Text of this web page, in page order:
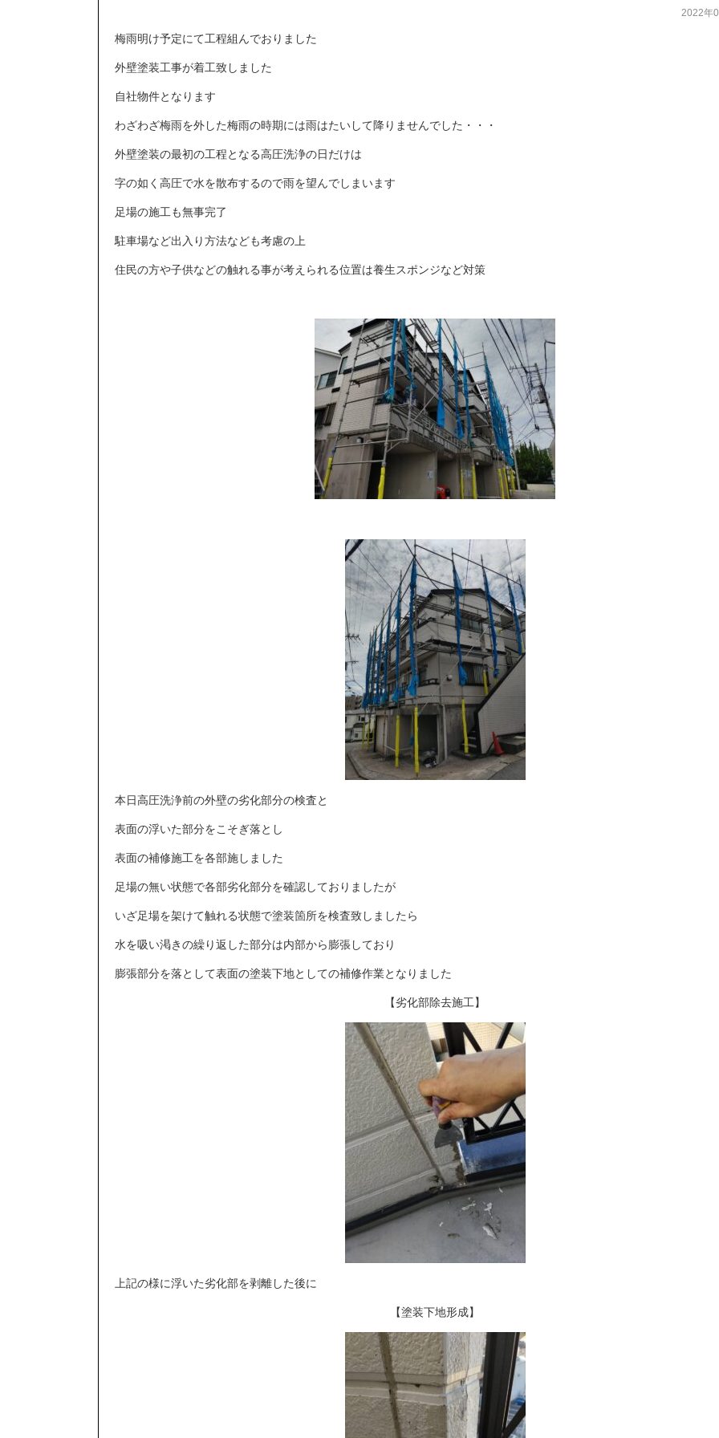
2022年
梅雨明け予定にて工程組んでおりました
外壁塗装工事が着工致しました
自社物件となります
わざわざ梅雨を外した梅雨の時期には雨はたいして降りませんでした・・・
外壁塗装の最初の工程となる高圧洗浄の日だけは
字の如く高圧で水を散布するので雨を望んでしまいます
足場の施工も無事完了
駐車場など出入り方法なども考慮の上
住民の方や子供などの触れる事が考えられる位置は養生スポンジなど対策
本日高圧洗浄前の外壁の劣化部分の検査と
表面の浮いた部分をこそぎ落とし
表面の補修施工を各部施しました
足場の無い状態で各部劣化部分を確認しておりましたが
いざ足場を架けて触れる状態で塗装箇所を検査致しましたら
水を吸い渇きの繰り返した部分は内部から膨張しており
膨張部分を落として表面の塗装下地としての補修作業となりました
【劣化部除去施工】
上記の様に浮いた劣化部を剥離した後に
【塗装下地形成】